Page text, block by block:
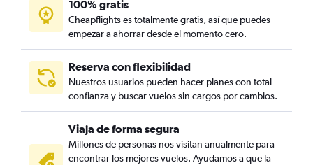
100% gratis
Cheapflights es totalmente gratis, así que puedes
empezar a ahorrar desde el momento cero.
Reserva con flexibilidad
Nuestros usuarios pueden hacer planes con total
confianza y buscar vuelos sin cargos por cambios.
Viaja de forma segura
Millones de personas nos visitan anualmente para
encontrar los mejores vuelos. Ayudamos a que la